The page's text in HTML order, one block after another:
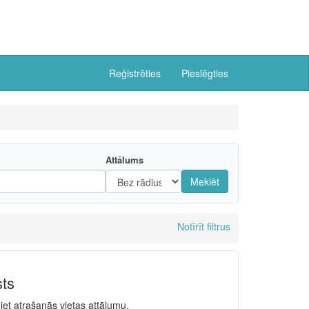
Reģistrēties Pieslēgties
Attālums
Meklēt
Notīrīt filtrus
atrašanās vietas attālumu.